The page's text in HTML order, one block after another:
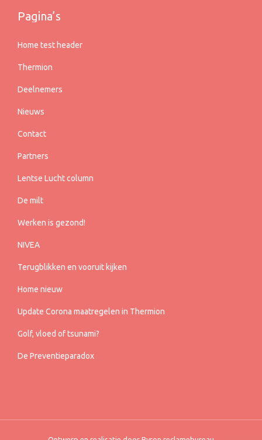
Pagina’s
Home test header
Thermion
Deelnemers
Nieuws
Contact
Partners
Lentse Lucht column
De milt
Werken is gezond!
NIVEA
Terugblikken en vooruit kijken
Home nieuw
Update Corona maatregelen in Thermion
Golf, vloed of tsunami?
De Preventieparadox